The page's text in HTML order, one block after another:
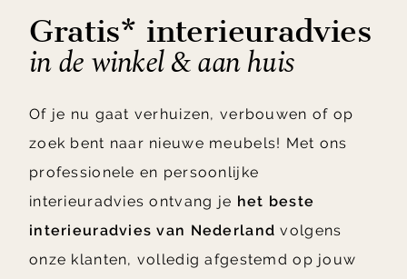
Gratis* interieuradvies
in de winkel & aan huis
Of je nu gaat verhuizen, verbouwen of op
zoek bent naar nieuwe meubels! Met ons
professionele en persoonlijke
interieuradvies ontvang je het beste
interieuradvies van Nederland volgens
onze klanten, volledig afgestemd op jouw